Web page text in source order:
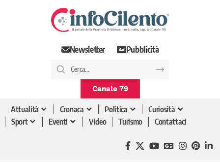
Newsletter Pubblicità
Canale 79
Attualità Cronaca Politica
Curiosità
Sport
Eventi Video Turismo Contattaci